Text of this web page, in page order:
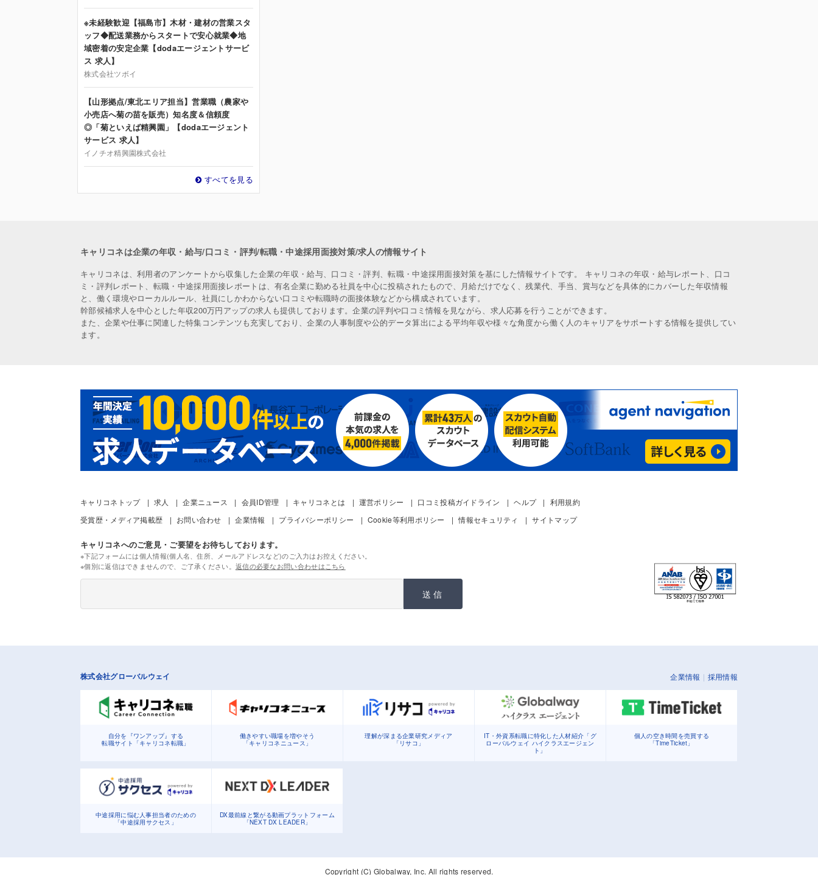
※未経験歓迎【福島市】木材・建材の営業スタ
ッフ◆配送業務からスタートで安心就業◆地
域密着の安定企業【dodaエージェントサービ
ス 求人】
株式会社ツボイ
【山形拠点/東北エリア担当】営業職（農家や
小売店へ菊の苗を販売）知名度＆信頼度
◎「菊といえば精興園」【dodaエージェント
サービス 求人】
イノチオ精興園株式会社
すべてを見る
キャリコネは企業の年収・給与/口コミ・評判/転職・中途採用面接対策/求人の情報サイト
キャリコネは、利用者のアンケートから収集した企業の年収・給与、口コミ・評判、転職・中途採用面接対策を基にした情報サイトです。 キャリコネの年収・給与レポート、口コ
ミ・評判レポート、転職・中途採用面接レポートは、有名企業に勤める社員を中心に投稿されたもので、月給だけでなく、残業代、手当、賞与などを具体的にカバーした年収情報
と、働く環境やローカルルール、社員にしかわからない口コミや転職時の面接体験などから構成されています。
幹部候補求人を中心とした年収200万円アップの求人も提供しております。企業の評判や口コミ情報を見ながら、求人応募を行うことができます。
また、企業や仕事に関連した特集コンテンツも充実しており、企業の人事制度や公的データ算出による平均年収や様々な角度から働く人のキャリアをサポートする情報を提供してい
ます。
キャリコネトップ 求人 企業ニュース 会員ID管理 キャリコネとは 運営ポリシー 口コミ投稿ガイドライン ヘルプ
利用規約
受賞歴・メディア掲載歴
お問い合わせ 企業情報 プライバシーポリシー Cookie等利用ポリシー 情報セキュリティ サイトマップ
キャリコネへのご意見・ご要望をお待ちしております。
※下記フォームには個人情報(個人名、住所、メールアドレスなど)のご入力はお控えください。
※個別に返信はできませんので、ご了承ください。 返信の必要なお問い合わせはこちら
送信
株式会社グローバルウェイ 企業情報 採用情報
自分を『ワンアップ』する
転職サイト「キャリコネ転職」
働きやすい職場を増やそう
「キャリコネニュース」
理解が深まる企業研究メディア
「リサコ」
IT・外資系転職に特化した人材紹介「グ
ローバルウェイ ハイクラスエージェン
ト」
個人の空き時間を売買する
「TimeTicket」
中途採用に悩む人事担当者のための
「中途採用サクセス」
DX最前線と繋がる動画プラットフォーム
「NEXT DX LEADER」
Copyright (C) Globalway, Inc. All rights reserved.